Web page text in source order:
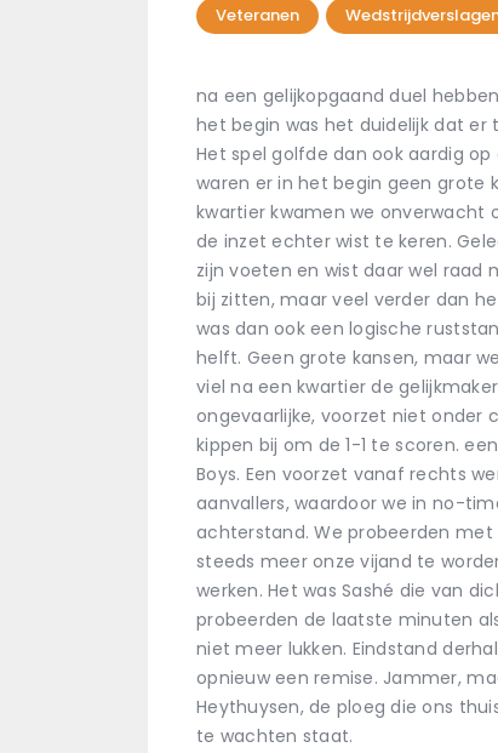
Veteranen
na een gelijkopgaand duel
het begin was het duidelijk dat er
Het spel golfde dan ook aardig
waren er in het begin geen grote
kwartier kwamen we onverwacht
de inzet echter wist te keren.
zijn voeten en wist daar wel raad
bij zitten, maar veel verder dan
was dan ook een logische
helft. Geen grote kansen, maar
viel na een kwartier de
ongevaarlijke, voorzet niet onder
kippen bij om de 1-1 te scoren.
Boys. Een voorzet vanaf rechts
aanvallers, waardoor we in no-
achterstand. We probeerden
steeds meer onze vijand te
werken. Het was Sashé die van
probeerden de laatste minuten
niet meer lukken. Eindstand
opnieuw een remise. Jammer,
Heythuysen, de ploeg die ons
te wachten staat.